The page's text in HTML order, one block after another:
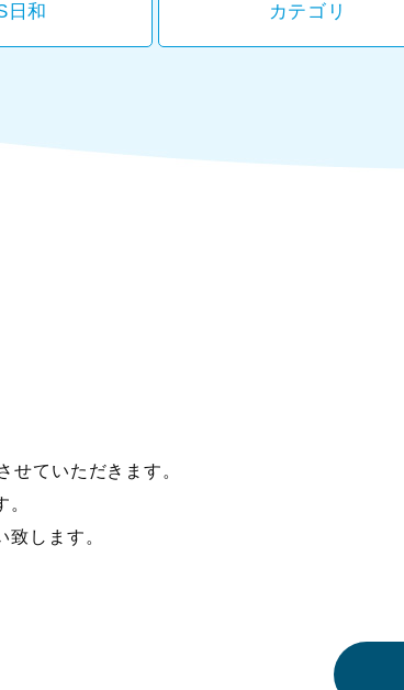
日和 カテゴリ
せていただきます。
します。